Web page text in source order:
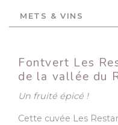
METS & VINS
Fontvert Les
de la vallée du
Un fruité épicé !
Cette cuvée Les